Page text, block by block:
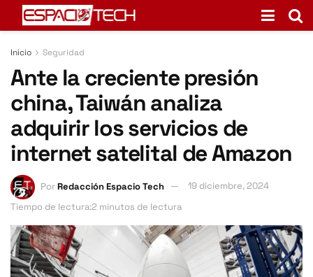
Inicio Seguridad
Ante la creciente presión
china, Taiwán analiza
adquirir los servicios de
internet satelital de Amazon
PorRedacción Espacio Tech
19 diciembre, 2024
Tiempo de lectura:2 minutos de lectura